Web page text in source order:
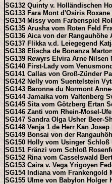
SG132 Quinty v. Holländischen
SG133 Fara Mont d'Osiris
SG134 Missy vom Farbenspiel
SG135 Arusha vom Roten Feld
SG136 Aica von der Rangauhöhe
SG137 Flikka v.d. Leiegegend
SG138 Elischa de Bonanza
SG139 Rewyrs Elvira Arne Nilsen
SG140 First-Lady vom
SG141 Callas von Groß-Zünder
SG142 Nelly vom Suentelstein
SG143 Baronne du Normont
SG144 Jamaika vom Valtenberg
SG145 Sita vom Götzberg Ertan
SG146 Zanti vom Rhein-Mosel-
SG147 Sandra Olga Usher Beer-
SG148 Venja 1 de Herr Kan
SG149 Bonsai von der
SG150 Holly vom Usinger
SG151 Fränzi vom Schloß
SG152 Rina vom Casselswald
SG153 Caira v. Vega Yrigoyen
SG154 Indiana vom Frankengold
SG155 Ulme von Babylon Holger